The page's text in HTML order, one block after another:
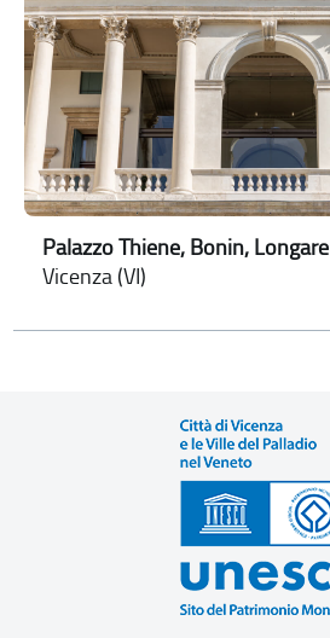
Palazzo Thiene, Bonin, Longare
Vicenza (VI)